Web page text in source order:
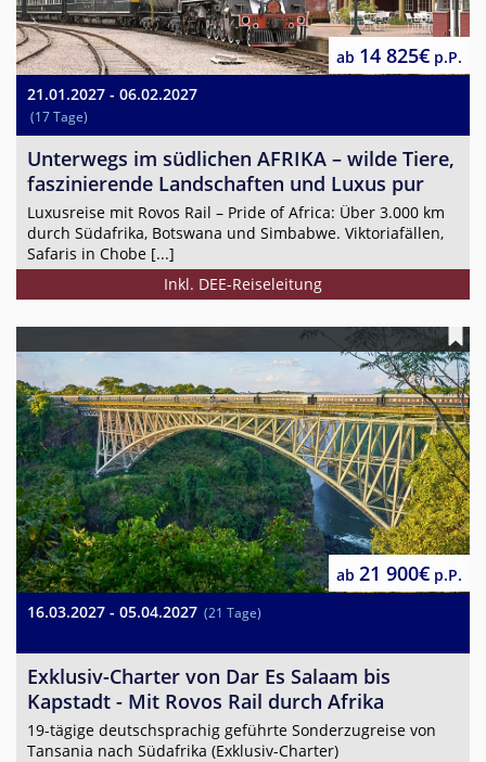
21.01.2027 - 06.02.2027
(17 Tage)
ab 14 825€ p.P.
Unterwegs im südlichen AFRIKA – wilde Tiere,
faszinierende Landschaften und Luxus pur
Luxusreise mit Rovos Rail – Pride of Africa: Über 3.000 km
durch Südafrika, Botswana und Simbabwe. Viktoriafällen,
Safaris in Chobe [...]
Inkl. DEE-Reiseleitung
16.03.2027 - 05.04.2027 (21 Tage)
ab 21 900€ p.P.
Exklusiv-Charter von Dar Es Salaam bis
Kapstadt - Mit Rovos Rail durch Afrika
19-tägige deutschsprachig geführte Sonderzugreise von
Tansania nach Südafrika (Exklusiv-Charter)